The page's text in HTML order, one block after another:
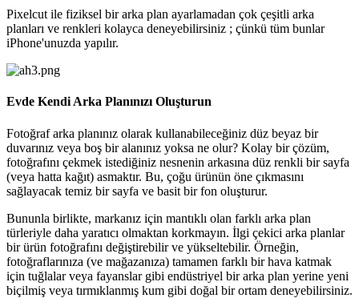
Pixelcut ile fiziksel bir arka plan ayarlamadan çok çeşitli arka
planları ve renkleri kolayca deneyebilirsiniz ; çünkü tüm bunlar
iPhone'unuzda yapılır.
Evde Kendi Arka Planınızı Oluşturun
Fotoğraf arka planınız olarak kullanabileceğiniz düz beyaz bir
duvarınız veya boş bir alanınız yoksa ne olur? Kolay bir çözüm,
fotoğrafını çekmek istediğiniz nesnenin arkasına düz renkli bir sayfa
(veya hatta kağıt) asmaktır. Bu, çoğu ürünün öne çıkmasını
sağlayacak temiz bir sayfa ve basit bir fon oluşturur.
Bununla birlikte, markanız için mantıklı olan farklı arka plan
türleriyle daha yaratıcı olmaktan korkmayın. İlgi çekici arka planlar
bir ürün fotoğrafını değiştirebilir ve yükseltebilir. Örneğin,
fotoğraflarınıza (ve mağazanıza) tamamen farklı bir hava katmak
için tuğlalar veya fayanslar gibi endüstriyel bir arka plan yerine yeni
biçilmiş veya tırmıklanmış kum gibi doğal bir ortam deneyebilirsiniz.